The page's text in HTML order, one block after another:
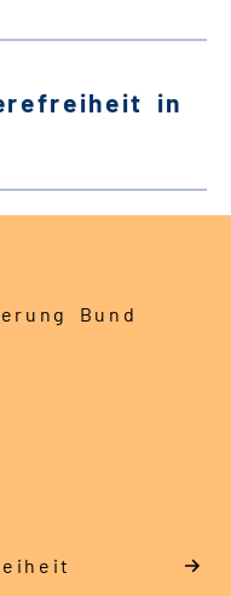
in
Bund